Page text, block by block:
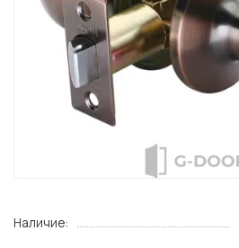
Наличие: